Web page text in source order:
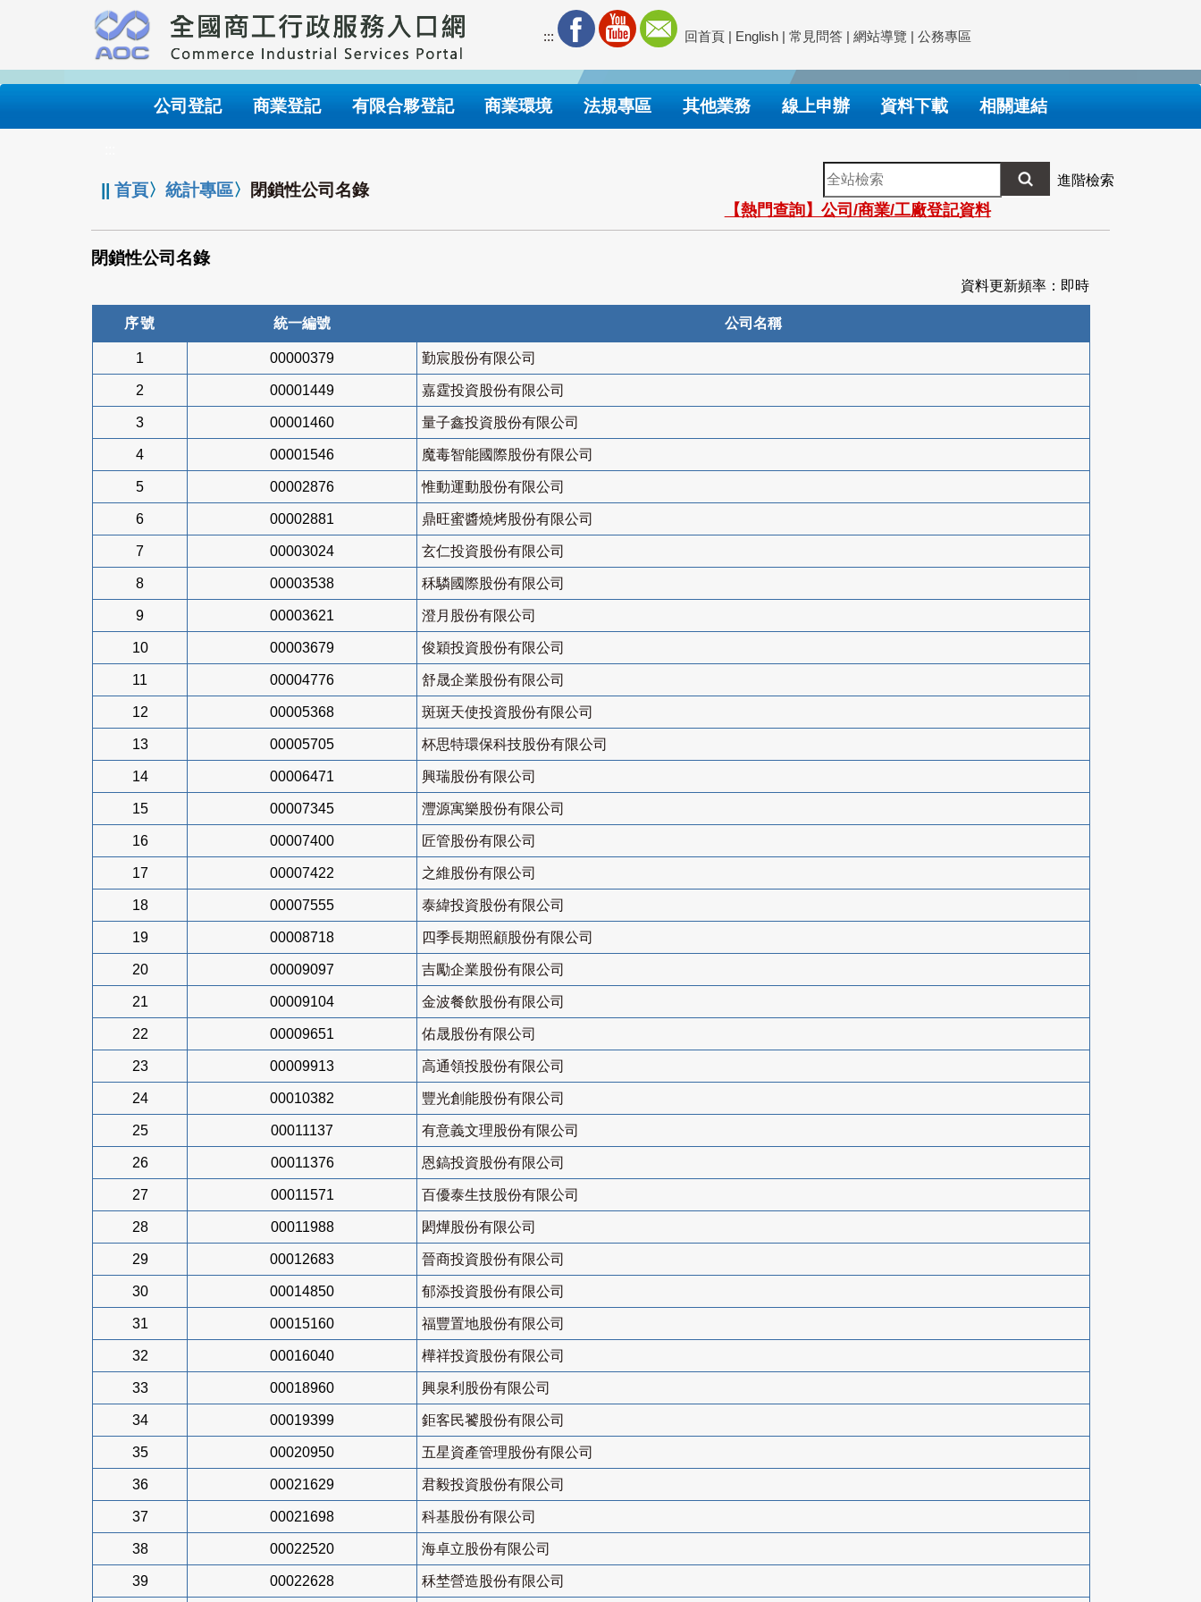
要
內
::: 回首頁 | English | 常見問答 | 網站導覽 | 公務專區
公司登記 商業登記 有限合夥登記 商業環境 法規專區 其他業務 線上申辦 資料下載 相關連結
||首頁〉統計專區〉 閉鎖性公司名錄
全
站
檢
索
進階檢索
【熱門查詢】公司/商業/工廠登記資料
閉鎖性公司名錄
資料更新頻率：即時
序號 統一編號 公司名稱
1 00000379 勤宸股份有限公司
2 00001449 嘉霆投資股份有限公司
3 00001460 量子鑫投資股份有限公司
4 00001546 魔毒智能國際股份有限公司
5 00002876 惟動運動股份有限公司
6 00002881 鼎旺蜜醬燒烤股份有限公司
7 00003024 玄仁投資股份有限公司
8 00003538 秝驎國際股份有限公司
9 00003621 澄月股份有限公司
10 00003679 俊穎投資股份有限公司
11 00004776 舒晟企業股份有限公司
12 00005368 斑斑天使投資股份有限公司
13 00005705 杯思特環保科技股份有限公司
14 00006471 興瑞股份有限公司
15 00007345 灃源寓樂股份有限公司
16 00007400 匠管股份有限公司
17 00007422 之維股份有限公司
18 00007555 泰緯投資股份有限公司
19 00008718 四季長期照顧股份有限公司
20 00009097 吉勵企業股份有限公司
21 00009104 金波餐飲股份有限公司
22 00009651 佑晟股份有限公司
23 00009913 高通領投股份有限公司
24 00010382 豐光創能股份有限公司
25 00011137 有意義文理股份有限公司
26 00011376 恩鎬投資股份有限公司
27 00011571 百優泰生技股份有限公司
28 00011988 閎燁股份有限公司
29 00012683 晉商投資股份有限公司
30 00014850 郁添投資股份有限公司
31 00015160 福豐置地股份有限公司
32 00016040 樺祥投資股份有限公司
33 00018960 興泉利股份有限公司
34 00019399 鉅客民饕股份有限公司
35 00020950 五星資產管理股份有限公司
36 00021629 君毅投資股份有限公司
37 00021698 科基股份有限公司
38 00022520 海卓立股份有限公司
39 00022628 秝埜營造股份有限公司